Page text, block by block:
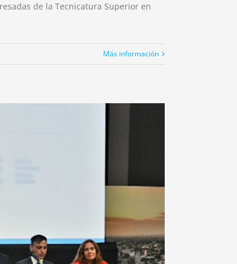
de la Tecnicatura Superior en
Más información